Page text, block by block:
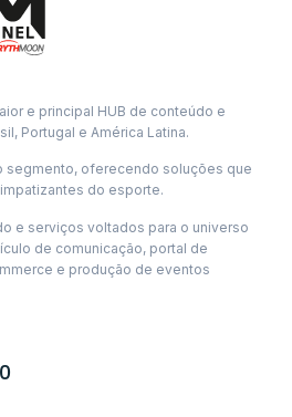
e principal HUB de conteúdo e
Portugal e América Latina.
segmento, oferecendo soluções que
do esporte.
e serviços voltados para o universo
de comunicação, portal de
e produção de eventos